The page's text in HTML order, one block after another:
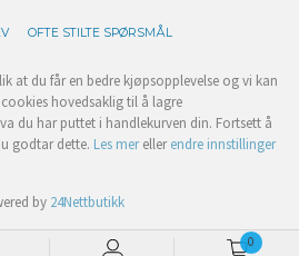
0
OFTE STILTE SPØRSMÅL
at du får en bedre kjøpsopplevelse og vi kan
hovedsaklig til å lagre
du har puttet i handlekurven din. Fortsett å
godtar dette. Les merellerendre innstillinger
by 24Nettbutikk